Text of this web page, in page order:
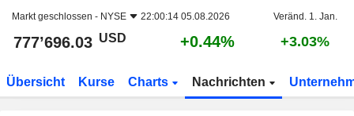
Markt geschlossen - NYSE 22:00:14 05.08.2026 Veränd. 1. Jan.
777’696.03 USD +0.44% +3.03%
Übersicht Kurse Charts Nachrichten